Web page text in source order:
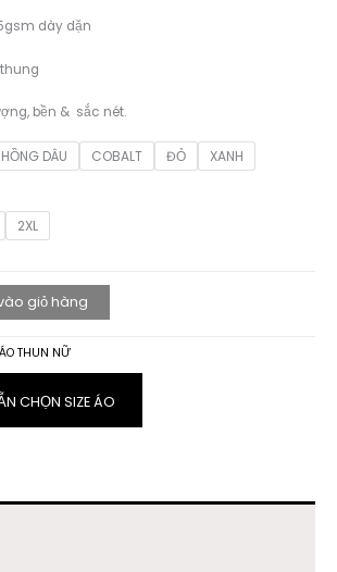
dày dặn
bền & sắc nét.
HỒNG DÂU COBALT ĐỎ
XANH
2XL
giỏ hàng
ÁO THUN NỮ
CHỌN SIZE ÁO